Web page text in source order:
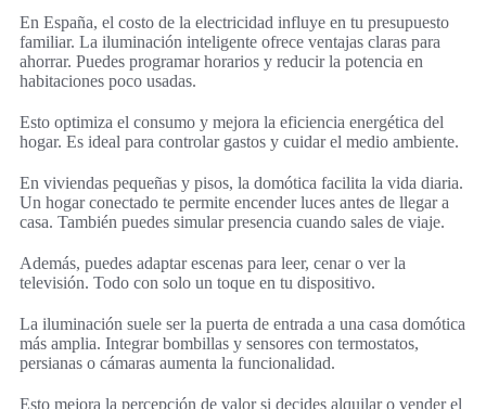
En España, el costo de la electricidad influye en tu presupuesto
familiar. La iluminación inteligente ofrece ventajas claras para
ahorrar. Puedes programar horarios y reducir la potencia en
habitaciones poco usadas.
Esto optimiza el consumo y mejora la eficiencia energética del
hogar. Es ideal para controlar gastos y cuidar el medio ambiente.
En viviendas pequeñas y pisos, la domótica facilita la vida diaria.
Un hogar conectado te permite encender luces antes de llegar a
casa. También puedes simular presencia cuando sales de viaje.
Además, puedes adaptar escenas para leer, cenar o ver la
televisión. Todo con solo un toque en tu dispositivo.
La iluminación suele ser la puerta de entrada a una casa domótica
más amplia. Integrar bombillas y sensores con termostatos,
persianas o cámaras aumenta la funcionalidad.
Esto mejora la percepción de valor si decides alquilar o vender el